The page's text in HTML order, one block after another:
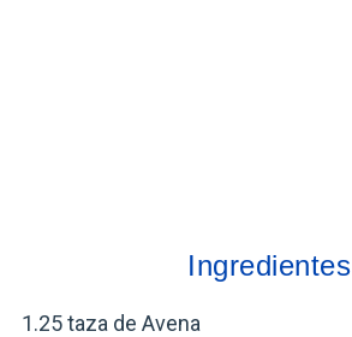
Ingredientes
1.25 taza de Avena